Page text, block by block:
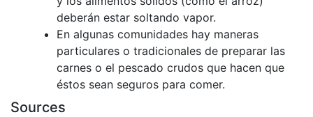
deberán estar soltando vapor.
En algunas comunidades hay maneras
particulares o tradicionales de preparar las
carnes o el pescado crudos que hacen que
éstos sean seguros para comer.
Sources